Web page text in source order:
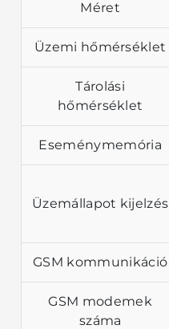
Méret
Üzemi hőmérséklet
Tárolási
hőmérséklet
Eseménymemória
Üzemállapot kijelzés
GSM kommunikáció
GSM modemek
száma